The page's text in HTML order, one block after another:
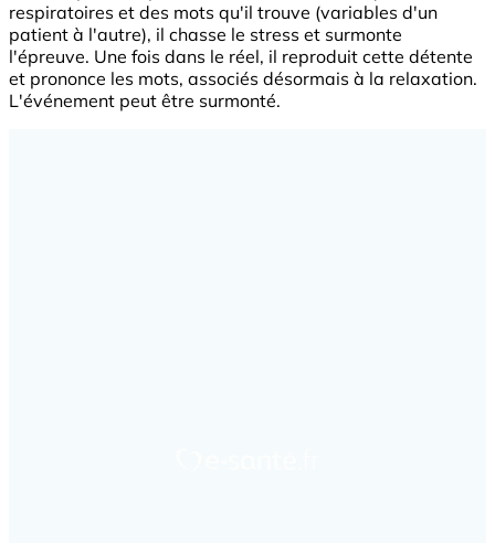
respiratoires et des mots qu'il trouve (variables d'un
patient à l'autre), il chasse le stress et surmonte
l'épreuve. Une fois dans le réel, il reproduit cette détente
et prononce les mots, associés désormais à la relaxation.
L'événement peut être surmonté.